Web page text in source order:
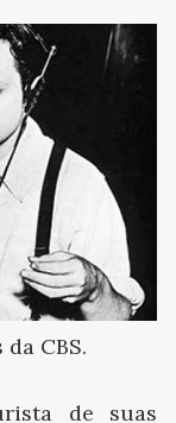
CBS.
de suas